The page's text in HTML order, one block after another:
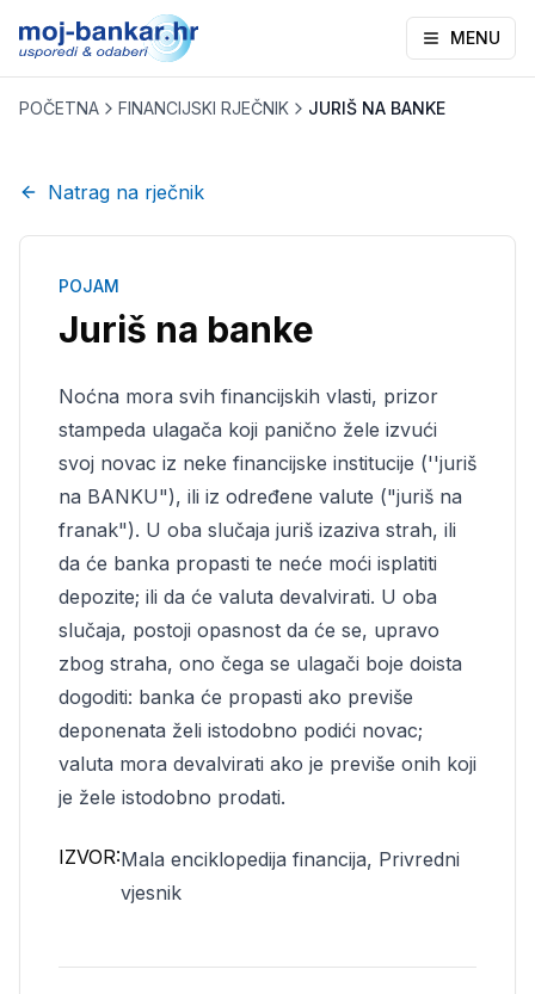
MENU
POČETNA FINANCIJSKI RJEČNIK JURIŠ NA BANKE
Natrag na rječnik
POJAM
Juriš na banke
Noćna mora svih financijskih vlasti, prizor
stampeda ulagača koji panično žele izvući
svoj novac iz neke financijske institucije (''juriš
na BANKU"), ili iz određene valute ("juriš na
franak"). U oba slučaja juriš izaziva strah, ili
da će banka propasti te neće moći isplatiti
depozite; ili da će valuta devalvirati. U oba
slučaja, postoji opasnost da će se, upravo
zbog straha, ono čega se ulagači boje doista
dogoditi: banka će propasti ako previše
deponenata želi istodobno podići novac;
valuta mora devalvirati ako je previše onih koji
je žele istodobno prodati.
IZVOR:Mala enciklopedija financija, Privredni
vjesnik